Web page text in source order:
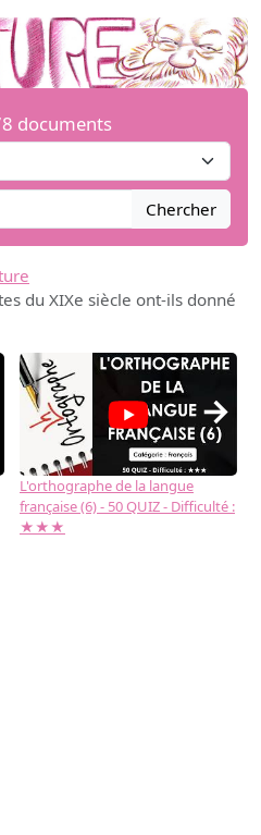
documents
Chercher
du XIXe siècle ont-ils donné
L'orthographe de la langue
française (6) - 50 QUIZ - Difficulté :
★★★
→